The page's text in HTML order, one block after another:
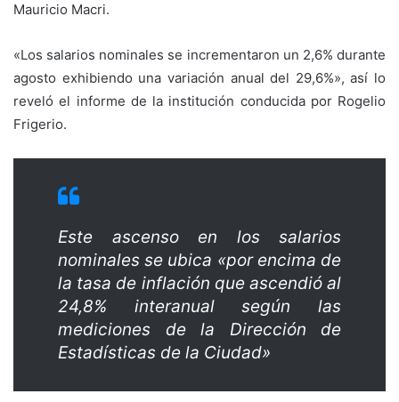
Mauricio Macri.
«Los salarios nominales se incrementaron un 2,6% durante
agosto exhibiendo una variación anual del 29,6%», así lo
reveló el informe de la institución conducida por Rogelio
Frigerio.
Este ascenso en los salarios
nominales se ubica «por encima de
la tasa de inflación que ascendió al
24,8% interanual según las
mediciones de la Dirección de
Estadísticas de la Ciudad»